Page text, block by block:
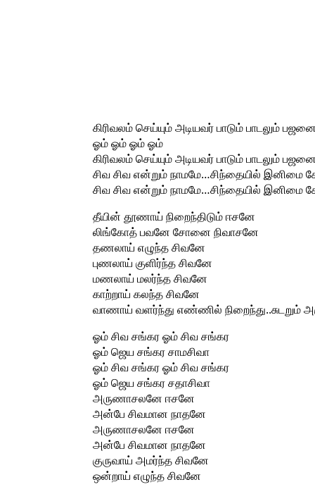
கிரிவலம் செய்யும் அடியவர் பாடும் பாடலும்
ஓம் ஓம் ஓம் ஓம்
கிரிவலம் செய்யும் அடியவர் பாடும் பாடலும்
சிவ சிவ என்றும் நாமமே…சிந்தையில் இனிமை
சிவ சிவ என்றும் நாமமே…சிந்தையில் இனிமை
தீயின் தூணாய் நிறைந்திடும் ஈசனே
லிங்கோத் பவனே சோனை நிவாசனே
தணலாய் எழுந்த சிவனே
புணலாய் குளிர்ந்த சிவனே
மணலாய் மலர்ந்த சிவனே
காற்றாய் கலந்த சிவனே
வாணாய் வளர்ந்து எண்ணில் நிறைந்து..சுடறும்
ஓம் சிவ சங்கர ஓம் சிவ சங்கர
ஓம் ஜெய சங்கர சாமசிவா
ஓம் சிவ சங்கர ஓம் சிவ சங்கர
ஓம் ஜெய சங்கர சதாசிவா
அருணாசலனே ஈசனே
அன்பே சிவமான நாதனே
அருணாசலனே ஈசனே
அன்பே சிவமான நாதனே
குருவாய் அமர்ந்த சிவனே
ஒன்றாய் எழுந்த சிவனே